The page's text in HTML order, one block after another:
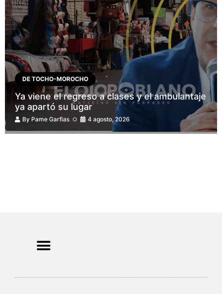
DE TOCHO-MOROCHO
Ya viene el regreso a clases y el ambulantaje
ya apartó su lugar
By Pame Garfias 4 agosto, 2026